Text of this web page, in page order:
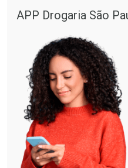
Comprar sem Desconto
Por R$ 664,02/cada
APP Drogaria São